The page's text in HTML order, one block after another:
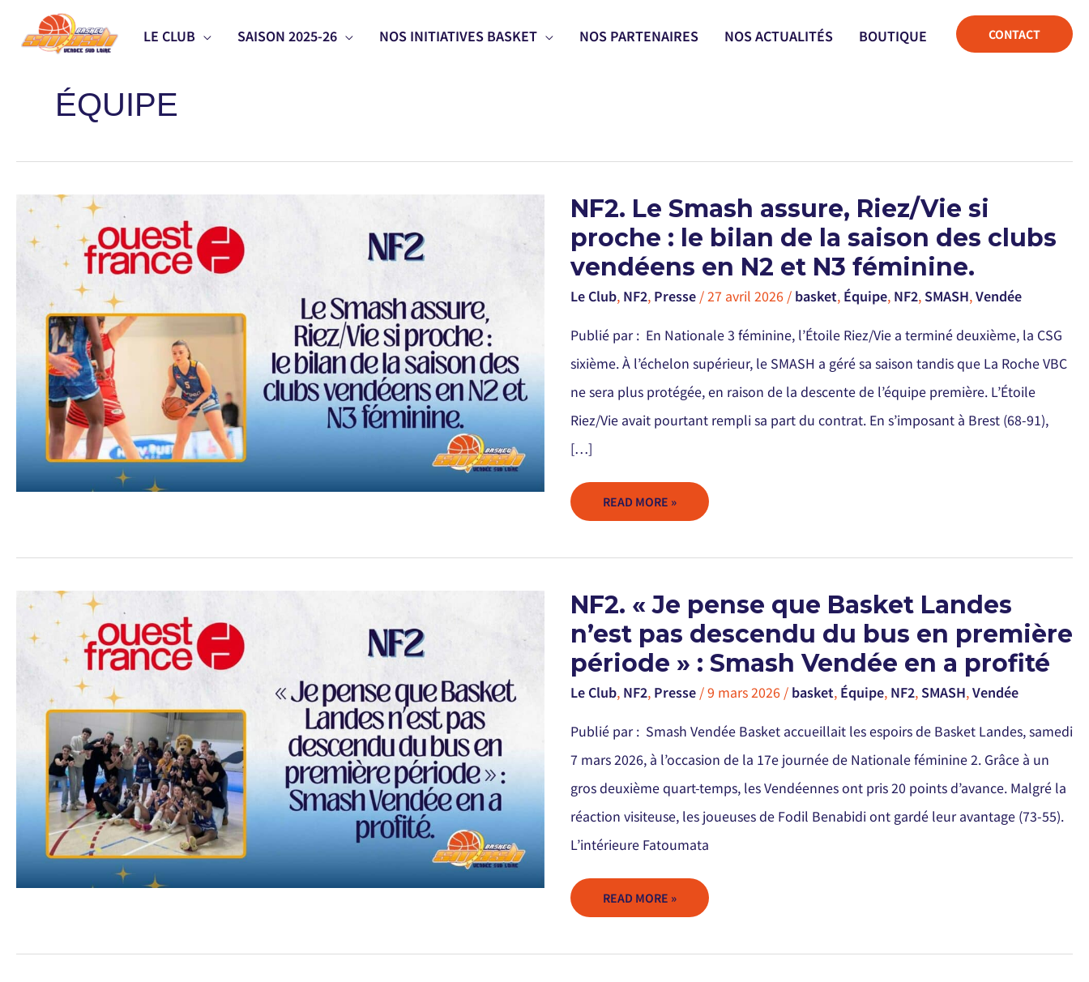
LE CLUB SAISON 2025-26 NOS INITIATIVES BASKET NOS PARTENAIRES NOS ACTUALITÉS BOUTIQUE CONTACT
ÉQUIPE
NF2. Le Smash assure, Riez/Vie si
proche : le bilan de la saison des clubs
vendéens en N2 et N3 féminine.
Le Club, NF2, Presse /27 avril 2026 / basket, Équipe, NF2, SMASH,Vendée
Publié par : En Nationale 3 féminine, l’Étoile Riez/Vie a terminé deuxième, la CSG
sixième. À l’échelon supérieur, le SMASH a géré sa saison tandis que La Roche VBC
ne sera plus protégée, en raison de la descente de l’équipe première. L’Étoile
Riez/Vie avait pourtant rempli sa part du contrat. En s’imposant à Brest (68-91),
[…]
NF2.
LE
SMASH
ASSURE,
RIEZ/VIE
PROCHE
:
LE
BILAN
SAISON
DES
CLUBS
VENDÉENS
N2
N3
FÉMININE.
READ MORE »
NF2. « Je pense que Basket Landes
n’est pas descendu du bus en première
période » : Smash Vendée en a profité
Le Club, NF2, Presse /9 mars 2026 / basket, Équipe, NF2, SMASH,Vendée
Publié par : Smash Vendée Basket accueillait les espoirs de Basket Landes, samedi
7 mars 2026, à l’occasion de la 17e journée de Nationale féminine 2. Grâce à un
gros deuxième quart-temps, les Vendéennes ont pris 20 points d’avance. Malgré la
réaction visiteuse, les joueuses de Fodil Benabidi ont gardé leur avantage (73-55).
L’intérieure Fatoumata
NF2.
« JE
PENSE
QUE
BASKET
LANDES
N’EST
PAS
DESCENDU
DU
PREMIÈRE
PÉRIODE » :
SMASH
VENDÉE
A
PROFITÉ
READ MORE »